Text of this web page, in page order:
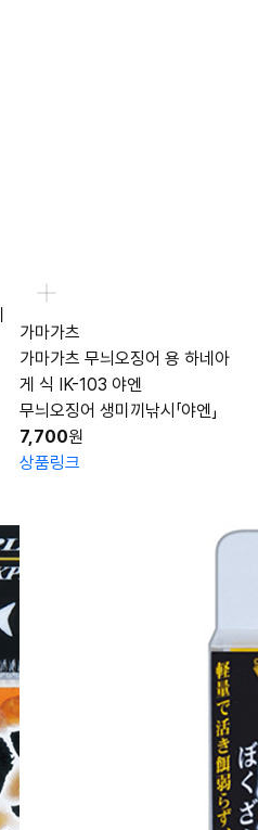
가마가츠
가마가츠 무늬오징어 용 하네아
게 식 IK-103 야엔
무늬오징어 생미끼낚시「야엔」
7,700원
상품링크